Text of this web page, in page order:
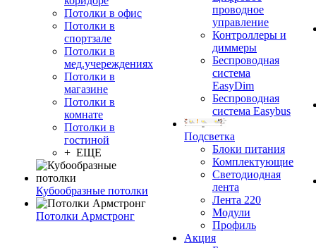
Потолки в офис
Потолки в
спортзале
Потолки в
мед.учереждениях
Потолки в
магазине
Потолки в
комнате
Потолки в
гостиной
+ ЕЩЕ
Кубообразные потолки
Потолки Армстронг
проводное
управление
Контроллеры и
диммеры
Беспроводная
система
EasyDim
Беспроводная
система Easybus
Подсветка
Блоки питания
Комплектующие
Светодиодная
лента
Лента 220
Модули
Профиль
Акция